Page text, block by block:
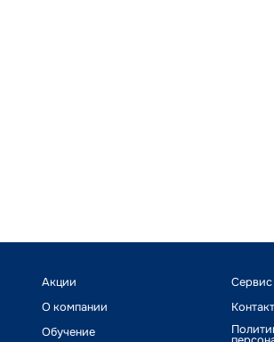
Акции
О компании
Обучение
Сервис